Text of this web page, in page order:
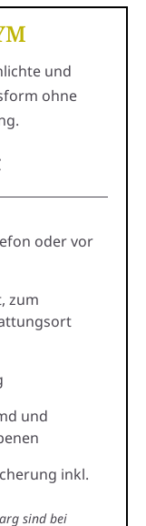
und
ohne
oder vor
zum
und
inkl.
sind bei